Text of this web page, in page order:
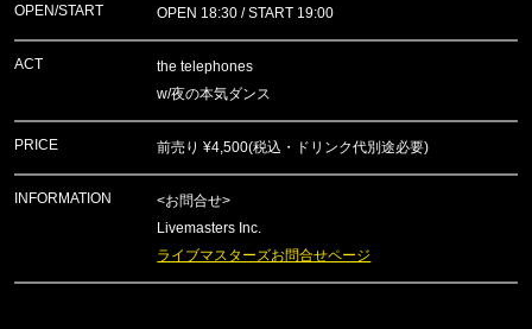
OPEN/START OPEN 18:30 / START 19:00
ACT
the telephones
w/夜の本気ダンス
PRICE 前売り ¥4,500(税込・ドリンク代別途必要)
INFORMATION
<お問合せ>
Livemasters Inc.
ライブマスターズお問合せページ